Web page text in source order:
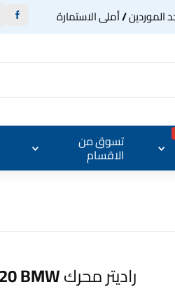
الموردين / أملى الاستمارة
تسوق من
الاقسام
راديتر محرك F30-N20 BMW